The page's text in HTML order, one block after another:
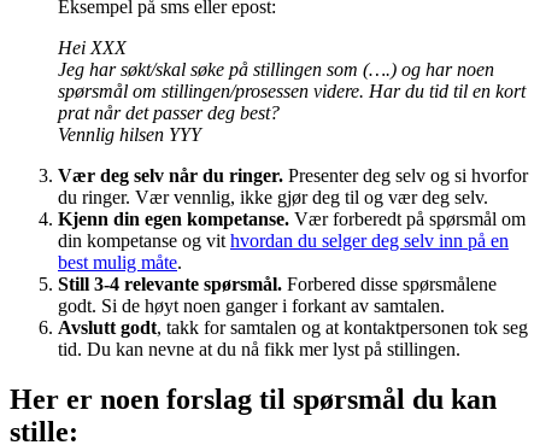
Eksempel på sms eller epost:
Hei XXX
Jeg har søkt/skal søke på stillingen som (….) og har noen
spørsmål om stillingen/prosessen videre. Har du tid til en kort
prat når det passer deg best?
Vennlig hilsen YYY
Vær deg selv når du ringer. Presenter deg selv og si hvorfor
du ringer. Vær vennlig, ikke gjør deg til og vær deg selv.
Kjenn din egen kompetanse. Vær forberedt på spørsmål om
din kompetanse og vit hvordan du selger deg selv inn på en
best mulig måte.
Still 3-4 relevante spørsmål. Forbered disse spørsmålene
godt. Si de høyt noen ganger i forkant av samtalen.
Avslutt godt, takk for samtalen og at kontaktpersonen tok seg
tid. Du kan nevne at du nå fikk mer lyst på stillingen.
Her er noen forslag til spørsmål du kan
stille: